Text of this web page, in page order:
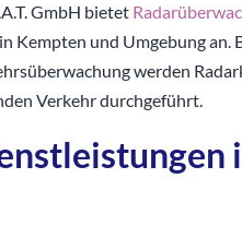
GmbH bietet
Kempten und Umgebung an.
werden
Verkehr durchgeführt.